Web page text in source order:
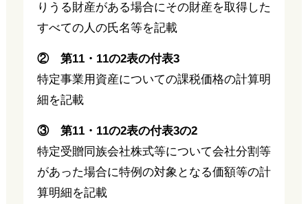
りうる財産がある場合にその財産を取得した
すべての人の氏名等を記載
② 第11・11の2表の付表3
特定事業用資産についての課税価格の計算明
細を記載
③ 第11・11の2表の付表3の2
特定受贈同族会社株式等について会社分割等
があった場合に特例の対象となる価額等の計
算明細を記載